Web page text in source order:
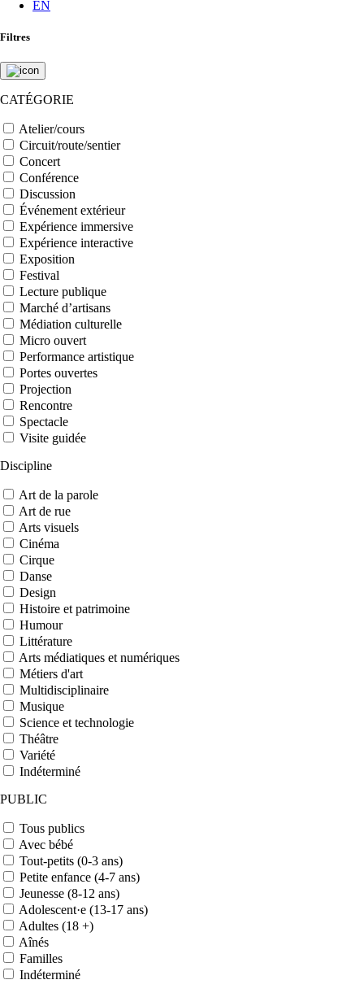
EN
Filtres
CATÉGORIE
Atelier/cours
Circuit/route/sentier
Concert
Conférence
Discussion
Événement extérieur
Expérience immersive
Expérience interactive
Exposition
Festival
Lecture publique
Marché d’artisans
Médiation culturelle
Micro ouvert
Performance artistique
Portes ouvertes
Projection
Rencontre
Spectacle
Visite guidée
Discipline
Art de la parole
Art de rue
Arts visuels
Cinéma
Cirque
Danse
Design
Histoire et patrimoine
Humour
Littérature
Arts médiatiques et numériques
Métiers d'art
Multidisciplinaire
Musique
Science et technologie
Théâtre
Variété
Indéterminé
PUBLIC
Tous publics
Avec bébé
Tout-petits (0-3 ans)
Petite enfance (4-7 ans)
Jeunesse (8-12 ans)
Adolescent·e (13-17 ans)
Adultes (18 +)
Aînés
Familles
Indéterminé